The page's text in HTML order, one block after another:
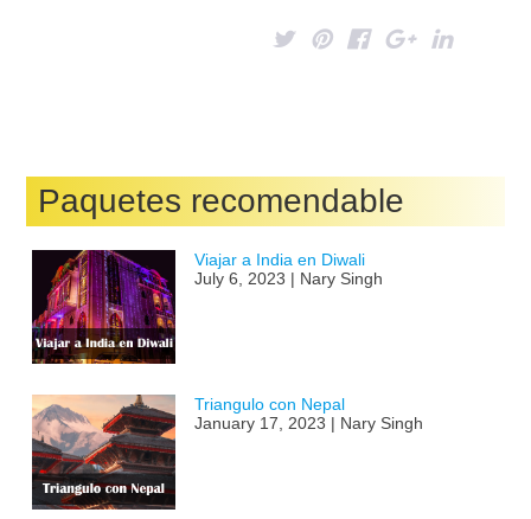
Paquetes recomendable
Viajar a India en Diwali
July 6, 2023 | Nary Singh
Triangulo con Nepal
January 17, 2023 | Nary Singh